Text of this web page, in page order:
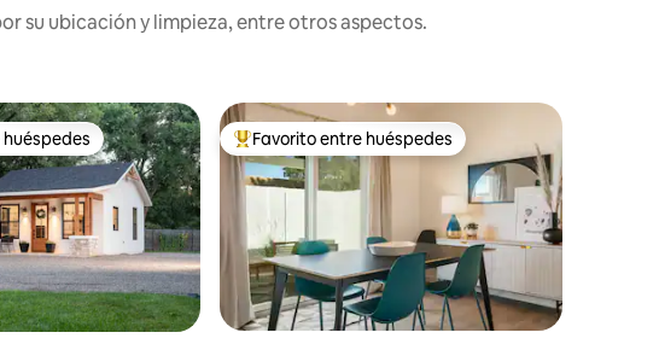
su ubicación y limpieza, entre otros aspectos.
Favorito entre huéspedes De los mejores en Favorito entre huéspedes
Favorito entre huéspedes